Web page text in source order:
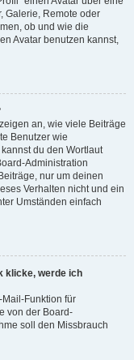
Galerie, Remote oder
ob und wie die
Avatar benutzen kannst,
an, wie viele Beiträge
Benutzer wie
du den Wortlaut
Administration
nur um deinen
Verhalten nicht und ein
Umständen einfach
klicke, werde ich
Funktion für
von der Board-
soll den Missbrauch